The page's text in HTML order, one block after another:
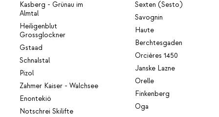
Kasberg - Grünau im
Almtal
Heiligenblut
Grossglockner
Gstaad
Schnalstal
Pizol
Zahmer Kaiser - Walchsee
Enontekiö
Notschrei Skilifte
Sexten (Sesto)
Savognin
Haute
Berchtesgaden
Orcières 1450
Janske Lazne
Orelle
Finkenberg
Oga